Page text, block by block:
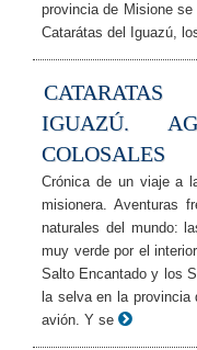
provincia de Misione
Catarátas del Iguazú,
CATARATAS
IGUAZÚ.
COLOSALES
Crónica de un viaje a
misionera. Aventuras
naturales del mundo:
muy verde por el
Salto Encantado y los
la selva en la
avión. Y se